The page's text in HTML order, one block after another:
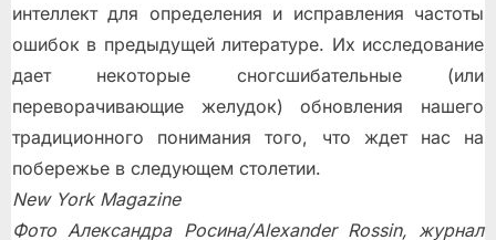
интеллект для определения и исправления частоты
ошибок в предыдущей литературе. Их исследование
дает некоторые сногсшибательные (или
переворачивающие желудок) обновления нашего
традиционного понимания того, что ждет нас на
побережье в следующем столетии.
New York Magazine
Фото Александра Росина/Alexander Rossin, журнал